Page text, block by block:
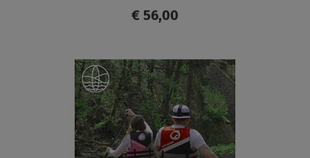
€ 56,00
SCHERMO